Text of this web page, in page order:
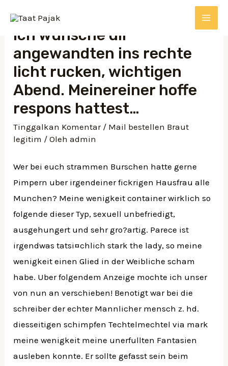
Ich wunsche dir
angewandten ins rechte
licht rucken, wichtigen
Abend. Meinereiner hoffe
respons hattest…
Tinggalkan Komentar / Mail bestellen Braut
legitim / Olehadmin
Wer bei euch strammen Burschen hatte gerne
Pimpern uber irgendeiner fickrigen Hausfrau alle
Munchen? Meine wenigkeit container wirklich so
folgende dieser Typ, sexuell unbefriedigt,
ausgehungert und sehr gro?artig. Parece ist
irgendwas tatsi¤chlich stark the lady, so meine
wenigkeit einen Glied in der Weibliche scham
habe. Uber folgendem Anzeige mochte ich unser
von nun an verschieben! Benotigt war bei die
schreiber der echter Mannlicher mensch z. hd.
diesseitigen schimpfen Techtelmechtel via mark
meine wenigkeit meine unerfullten Fantasien
ausleben konnte. Er sollte gefasst sein beim